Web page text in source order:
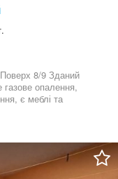
8/9 Зданий
газове опалення,
є меблі та